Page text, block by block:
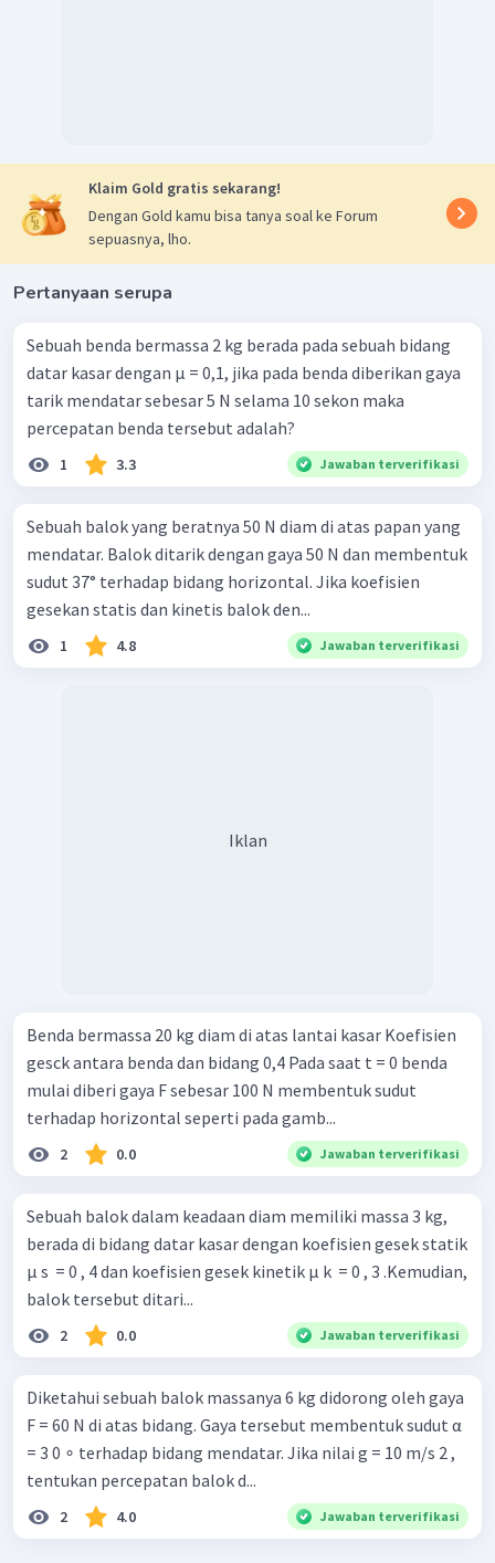
Klaim Gold gratis sekarang!
Dengan Gold kamu bisa tanya soal ke Forum
sepuasnya, lho.
Pertanyaan serupa
Sebuah benda bermassa 2 kg berada pada sebuah bidang
datar kasar dengan µ = 0,1, jika pada benda diberikan gaya
tarik mendatar sebesar 5 N selama 10 sekon maka
percepatan benda tersebut adalah?
1 3.3 Jawaban terverifikasi
Sebuah balok yang beratnya 50 N diam di atas papan yang
mendatar. Balok ditarik dengan gaya 50 N dan membentuk
sudut 37° terhadap bidang horizontal. Jika koefisien
gesekan statis dan kinetis balok den...
1 4.8 Jawaban terverifikasi
Iklan
Benda bermassa 20 kg diam di atas lantai kasar Koefisien
gesck antara benda dan bidang 0,4 Pada saat t = 0 benda
mulai diberi gaya F sebesar 100 N membentuk sudut
terhadap horizontal seperti pada gamb...
2 0.0 Jawaban terverifikasi
Sebuah balok dalam keadaan diam memiliki massa 3 kg,
berada di bidang datar kasar dengan koefisien gesek statik
µ s ​ = 0 , 4 dan koefisien gesek kinetik μ k ​ = 0 , 3 .Kemudian,
balok tersebut ditari...
2 0.0 Jawaban terverifikasi
Diketahui sebuah balok massanya 6 kg didorong oleh gaya
F = 60 N di atas bidang. Gaya tersebut membentuk sudut α
= 3 0 ∘ terhadap bidang mendatar. Jika nilai g = 10 m/s 2 ,
tentukan percepatan balok d...
2 4.0 Jawaban terverifikasi